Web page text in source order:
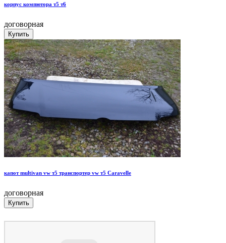
корпус компютора т5 т6
договорная
капот multivan vw т5 транспортер vw т5 Caravelle
договорная